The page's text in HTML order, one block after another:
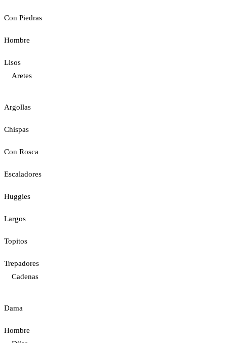
Con Piedras
Hombre
Lisos
Aretes
Argollas
Chispas
Con Rosca
Escaladores
Huggies
Largos
Topitos
Trepadores
Cadenas
Dama
Hombre